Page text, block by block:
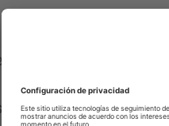
miles de páginas y
para detectar
humano, el revisor